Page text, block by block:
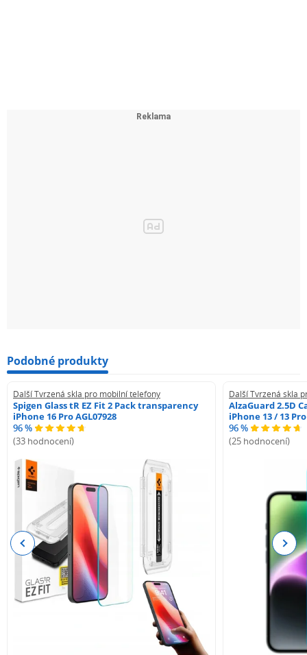
Podobné produkty
Další Tvrzená skla pro mobilní telefony
Spigen Glass tR EZ Fit 2 Pack transparency
iPhone 16 Pro AGL07928
96 %
(33 hodnocení)
Další Tvrzená skla
AlzaGuard 2.5D
iPhone 13 / 13 Pro
96 %
(25 hodnocení)
Previous Next